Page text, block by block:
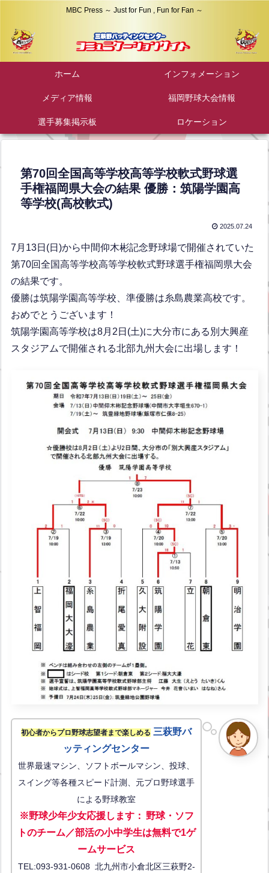
MBC Press ～ Just for Fun , Fun for Fan ～
ホーム インフォメーション
メディア情報 福岡野球大会情報
選手募集掲示板 ロケーション
第70回全国高等学校高等学校軟式野球選
手権福岡県大会の結果 優勝：筑陽学園高
等学校(高校軟式)
2025.07.24
7月13日(日)から中間仰木彬記念野球場で開催されていた
第70回全国高等学校高等学校軟式野球選手権福岡県大会
の結果です。
優勝は筑陽学園高等学校、準優勝は糸島農業高校です。
おめでとうございます！
筑陽学園高等学校は8月2日(土)に大分市にある別大興産
スタジアムで開催される北部九州大会に出場します！
初心者からプロ野球志望者まで楽しめる 三萩野バ
ッティングセンター
世界最速マシン、ソフトボールマシン、投球、
スイング等各種スピード計測、元プロ野球選手
による野球教室
※野球少年少女応援します： 野球・ソフ
トのチーム／部活の小中学生は無料で1ゲ
ームサービス
TEL:093-931-0608 北九州市小倉北区三萩野2-